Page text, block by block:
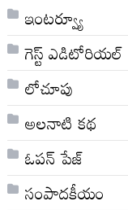
ఇంటర్వ్యూ
గెస్ట్ ఎడిటోరియల్
లోచూపు
అల‌నాటి క‌థ‌
ఓపన్ పేజ్
సంపాదకీయం